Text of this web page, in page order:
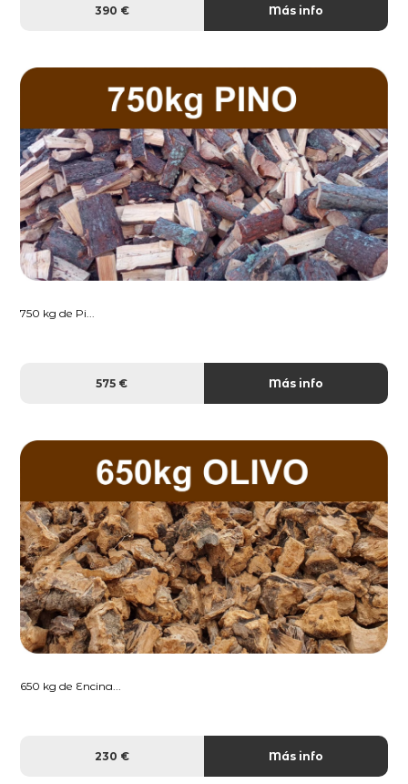
390 € Más info
750 kg de Pi...
575 € Más info
650 kg de Encina...
230 € Más info